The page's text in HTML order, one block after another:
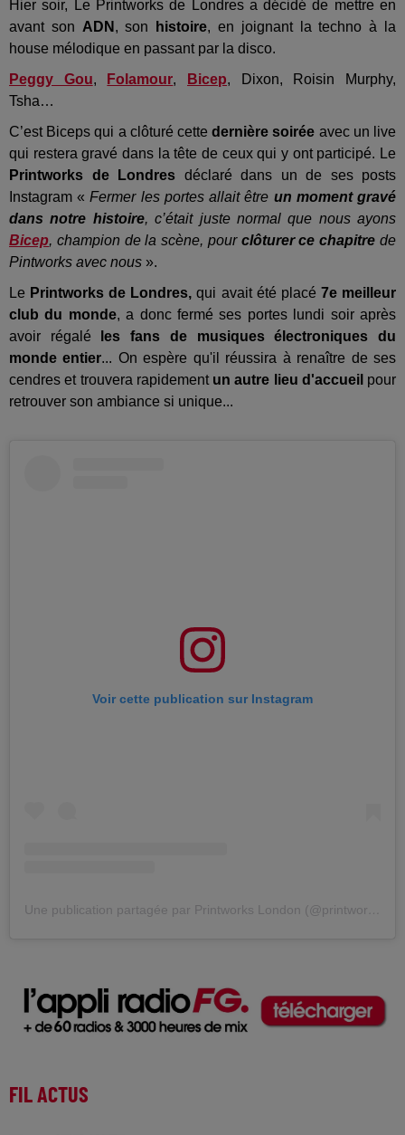
Hier soir, Le Printworks de Londres a décidé de mettre en
avant son ADN , son histoire, en joignant la techno à la
house mélodique en passant par la disco.
Peggy Gou, Folamour, Bicep, Dixon, Roisin Murphy,
Tsha…
C’est Biceps qui a clôturé cettedernière soirée avec un live
qui restera gravé dans la tête de ceux qui y ont participé. Le
Printworks de Londres déclaré dans un de ses posts
Instagram «Fermer les portes allait être un moment gravé
dans notre histoire, c’était juste normal que nous ayons
Bicep, champion de la scène, pour clôturer ce chapitre de
Pintworks avec nous ».
Le Printworks de Londres, qui avait été placé 7e meilleur
club du monde, a donc fermé ses portes lundi soir après
avoir régalé
les fans de musiques électroniques du
monde entier... On espère qu'il réussira à renaître de ses
cendres et trouvera rapidement un autre lieu d'accueil pour
retrouver son ambiance si unique...
Voir cette publication sur Instagram
FIL ACTUS